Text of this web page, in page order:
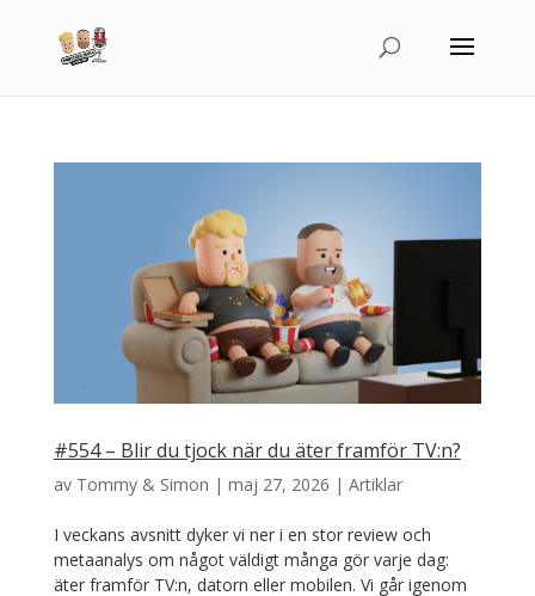
#554 – Blir du tjock när du äter framför TV:n?
av Tommy & Simon | maj 27, 2026 | Artiklar
I veckans avsnitt dyker vi ner i en stor review och
metaanalys om något väldigt många gör varje dag:
äter framför TV:n, datorn eller mobilen. Vi går igenom